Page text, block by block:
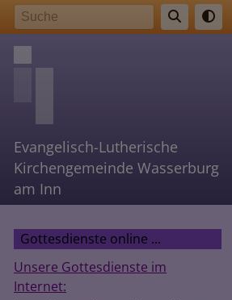
Direkt
zum
Inhalt
Evangelisch-Lutherische
Kirchengemeinde Wasserburg
am Inn
Gottesdienste online ...
Unsere Gottesdienste im
Internet: